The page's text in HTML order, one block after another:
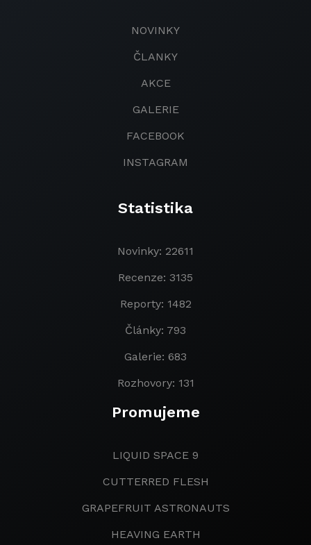
NOVINKY
ČLANKY
AKCE
GALERIE
FACEBOOK
INSTAGRAM
Statistika
Novinky: 22611
Recenze: 3135
Reporty: 1482
Články: 793
Galerie: 683
Rozhovory: 131
Promujeme
LIQUID SPACE 9
CUTTERRED FLESH
GRAPEFRUIT ASTRONAUTS
HEAVING EARTH